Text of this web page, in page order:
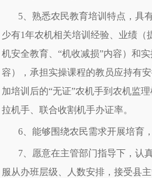
5、熟悉农民教育培训特点，具
少有1年农机相关培训经验、业绩
机安全教育、“机收减损”内容）和
容），承担实操课程的教员应持有
加培训后的“无证”农机手到农机监
拉机手、联合收割机手办证率。
6、能够围绕农民需求开展培育
7、愿意在主管部门指导下，认
服从办班层级、人数安排，接受县